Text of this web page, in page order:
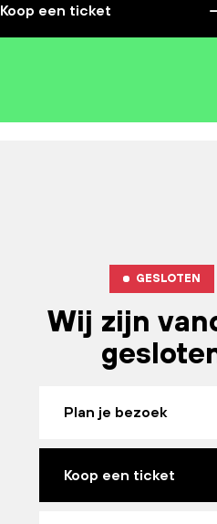
Koop een ticket
GESLOTEN
Wij zijn
Plan je bezoek
Koop een ticket